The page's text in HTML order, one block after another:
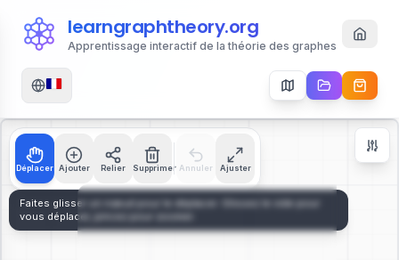
learngraphtheory.org
Apprentissage interactif de la théorie des graphes
Déplacer Ajouter Relier Supprimer Annuler Ajuster
Contrôles de Zoom